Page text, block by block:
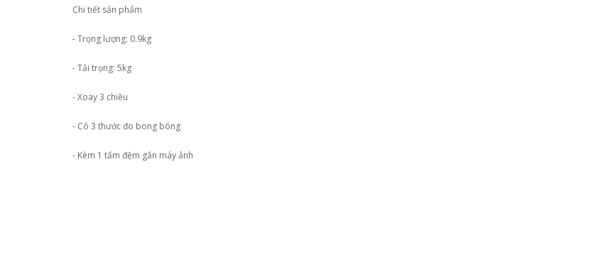
Chi tiết sản phẩm
- Trọng lượng: 0.9kg
- Tải trọng: 5kg
- Xoay 3 chiều
- Có 3 thước đo bong bóng
- Kèm 1 tấm đệm gắn máy ảnh